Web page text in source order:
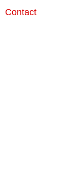
Contact